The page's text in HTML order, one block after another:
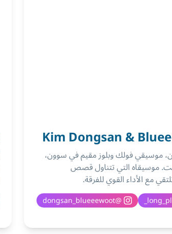
Kim Dongsan &
موسيقي فولك وبلوز مقيم في سوون،
موسيقاه التي تتناول قصص
مع الأداء القوي للفرقة.
@
dongsan_blueeewoot